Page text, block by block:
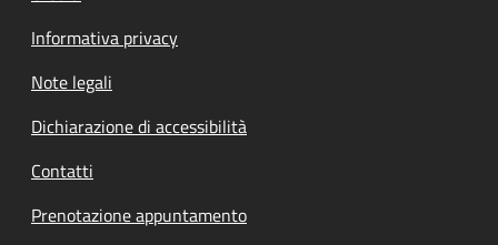
Informativa privacy
Note legali
Dichiarazione di accessibilità
Contatti
Prenotazione appuntamento